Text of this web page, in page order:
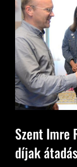
Szent Imre
díjak